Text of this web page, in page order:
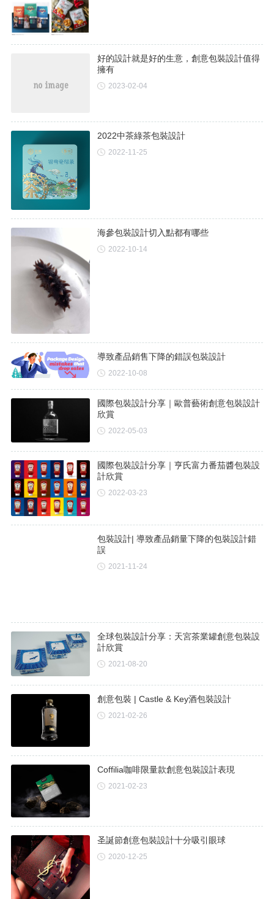
好的設計就是好的生意，創意包裝設計值得
擁有
2023-02-04
2022中茶綠茶包裝設計
2022-11-25
海參包裝設計切入點都有哪些
2022-10-14
導致產品銷售下降的錯誤包裝設計
2022-10-08
國際包裝設計分享｜歐普藝術創意包裝設計
欣賞
2022-05-03
國際包裝設計分享｜亨氏富力番茄醬包裝設
計欣賞
2022-03-23
包裝設計| 導致產品銷量下降的包裝設計錯
誤
2021-11-24
全球包裝設計分享：天宮茶業罐創意包裝設
計欣賞
2021-08-20
創意包裝 | Castle & Key酒包裝設計
2021-02-26
Coffilia咖啡限量款創意包裝設計表現
2021-02-23
圣誕節創意包裝設計十分吸引眼球
2020-12-25